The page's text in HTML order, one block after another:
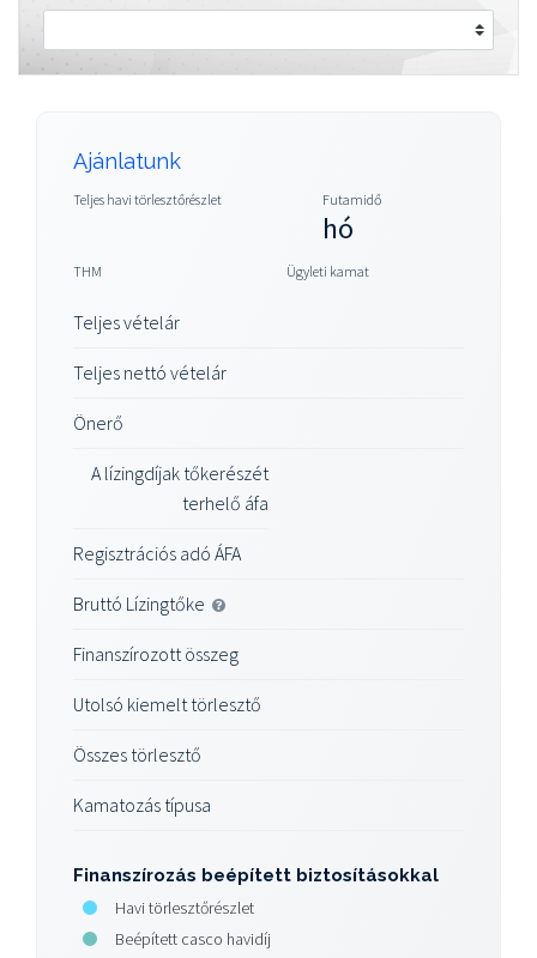
Ajánlatunk
Teljes havi törlesztőrészlet Futamidő
hó
THM Ügyleti kamat
Teljes vételár
Teljes nettó vételár
Önerő
A lízingdíjak tőkerészét
terhelő áfa
Regisztrációs adó ÁFA
Bruttó Lízingtőke
Finanszírozott összeg
Utolsó kiemelt törlesztő
Összes törlesztő
Kamatozás típusa
Finanszírozás beépített biztosításokkal
Havi törlesztőrészlet
Beépített casco havidíj